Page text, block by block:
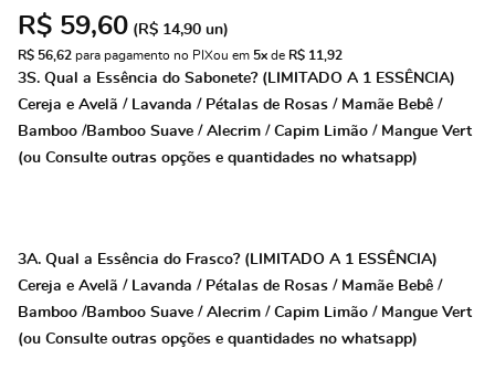
R$ 59,60 (R$ 14,90 un)
R$ 56,62 para pagamento no PIXou em 5x de R$ 11,92
3S. Qual a Essência do Sabonete? (LIMITADO A 1 ESSÊNCIA)
Cereja e Avelã / Lavanda / Pétalas de Rosas / Mamãe Bebê /
Bamboo /Bamboo Suave / Alecrim / Capim Limão / Mangue Vert
(ou Consulte outras opções e quantidades no whatsapp)
3A. Qual a Essência do Frasco? (LIMITADO A 1 ESSÊNCIA)
Cereja e Avelã / Lavanda / Pétalas de Rosas / Mamãe Bebê /
Bamboo /Bamboo Suave / Alecrim / Capim Limão / Mangue Vert
(ou Consulte outras opções e quantidades no whatsapp)